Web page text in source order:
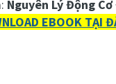
Nguyên Lý Động
EBOOK TẠI